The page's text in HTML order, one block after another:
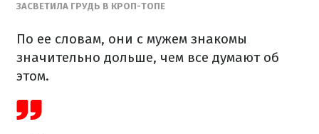
ЗАСВЕТИЛА ГРУДЬ В КРОП-ТОПЕ
По ее словам, они с мужем знакомы
значительно дольше, чем все думают об
этом.